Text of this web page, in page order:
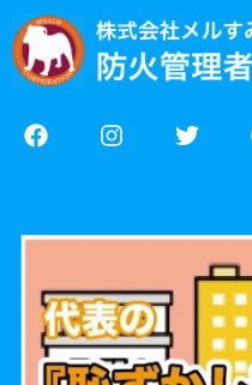
F
a
o
k
I
n
g
a
m
T
w
e